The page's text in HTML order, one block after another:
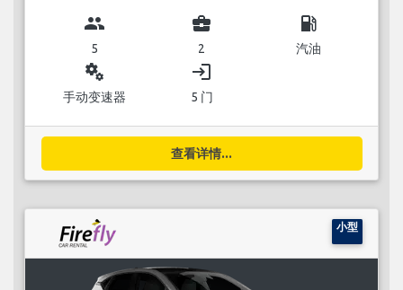
group
5
business_center
2
local_gas_station
汽油
miscellaneous_services
手动变速器
login
5 门
查看详情...
小型